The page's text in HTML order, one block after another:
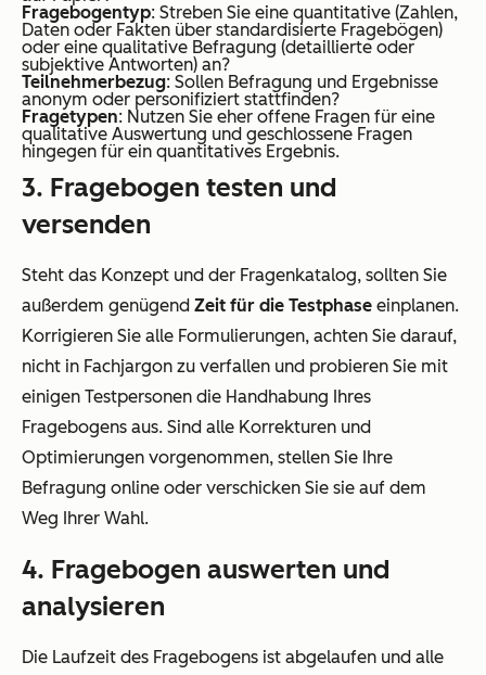
Fragebogentyp: Streben Sie eine quantitative (Zahlen,
Daten oder Fakten über standardisierte Fragebögen)
oder eine qualitative Befragung (detaillierte oder
subjektive Antworten) an?
Teilnehmerbezug: Sollen Befragung und Ergebnisse
anonym oder personifiziert stattfinden?
Fragetypen: Nutzen Sie eher offene Fragen für eine
qualitative Auswertung und geschlossene Fragen
hingegen für ein quantitatives Ergebnis.
3. Fragebogen testen und
versenden
Steht das Konzept und der Fragenkatalog, sollten Sie
außerdem genügend Zeit für die Testphase einplanen.
Korrigieren Sie alle Formulierungen, achten Sie darauf,
nicht in Fachjargon zu verfallen und probieren Sie mit
einigen Testpersonen die Handhabung Ihres
Fragebogens aus. Sind alle Korrekturen und
Optimierungen vorgenommen, stellen Sie Ihre
Befragung online oder verschicken Sie sie auf dem
Weg Ihrer Wahl.
4. Fragebogen auswerten und
analysieren
Die Laufzeit des Fragebogens ist abgelaufen und alle